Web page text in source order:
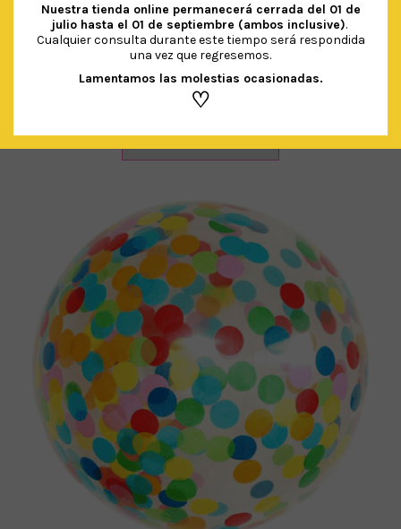
BOLAS NIDO DE ABEJA PASTEL
IVA Incluido
Nuestra tienda online permanecerá cerrada del 01 de
julio hasta el 01 de septiembre (ambos inclusive).
Cualquier consulta durante este tiempo será respondida
una vez que regresemos.
Lamentamos las molestias ocasionadas.
♡